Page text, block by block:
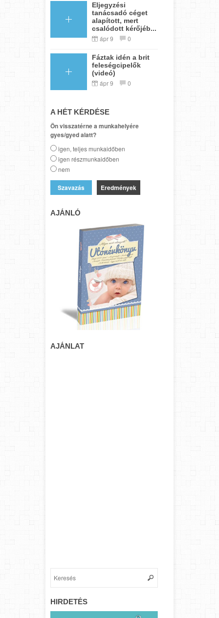
Eljegyzési
tanácsadó céget
alapított, mert
csalódott kérőjéb...
ápr 9 0
Fáztak idén a brit
feleségcipelők
(videó)
ápr 9 0
A HÉT KÉRDÉSE
Ön visszatérne a munkahelyére
gyes/gyed alatt?
igen, teljes munkaidőben
igen részmunkaidőben
nem
Eredmények
AJÁNLÓ
AJÁNLAT
HIRDETÉS